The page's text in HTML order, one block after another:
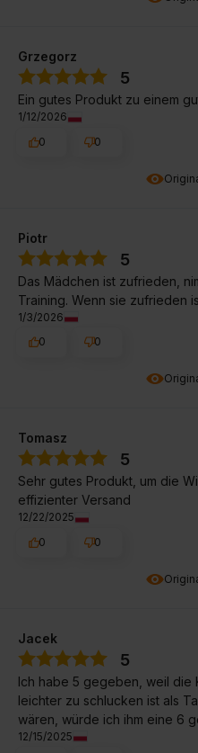
Grzegorz
5
Ein gutes Produkt zu einem
1/12/2026
0
0
Piotr
5
Das Mädchen ist zufrieden,
Training. Wenn sie zufrieden
1/3/2026
0
0
Tomasz
5
Sehr gutes Produkt, um die
effizienter Versand
12/22/2025
0
0
Jacek
5
Ich habe 5 gegeben, weil die
leichter zu schlucken ist als
wären, würde ich ihm eine 6
12/15/2025